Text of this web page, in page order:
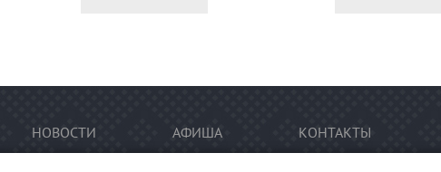
НОВОСТИ АФИША КОНТАКТЫ